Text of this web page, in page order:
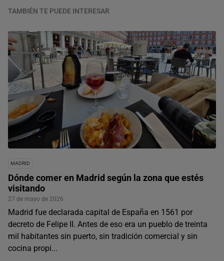
TAMBIÉN TE PUEDE INTERESAR
MADRID
Dónde comer en Madrid según la zona que estés
visitando
27 de mayo de 2026
Madrid fue declarada capital de España en 1561 por
decreto de Felipe II. Antes de eso era un pueblo de treinta
mil habitantes sin puerto, sin tradición comercial y sin
cocina propi...